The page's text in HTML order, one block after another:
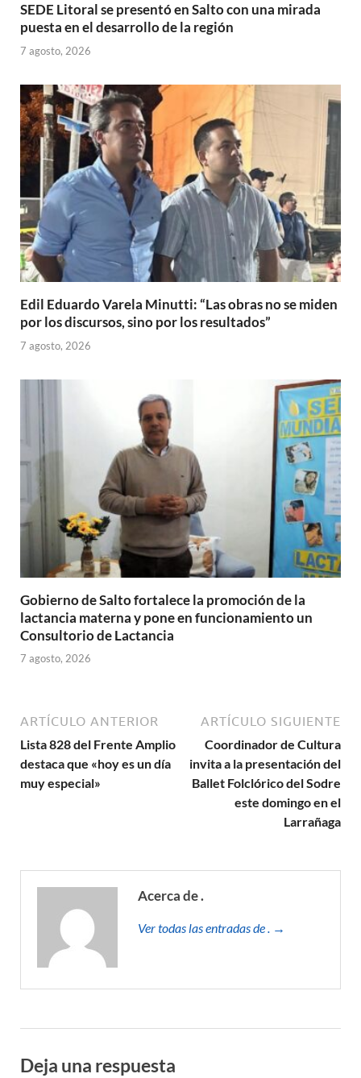
SEDE Litoral se presentó en Salto con una mirada
puesta en el desarrollo de la región
7 agosto, 2026
Edil Eduardo Varela Minutti: “Las obras no se miden
por los discursos, sino por los resultados”
7 agosto, 2026
Gobierno de Salto fortalece la promoción de la
lactancia materna y pone en funcionamiento un
Consultorio de Lactancia
7 agosto, 2026
ARTÍCULO ANTERIOR
Lista 828 del Frente Amplio
destaca que «hoy es un día
muy especial»
ARTÍCULO SIGUIENTE
Coordinador de Cultura
invita a la presentación del
Ballet Folclórico del Sodre
este domingo en el
Larrañaga
Acerca de .
Ver todas las entradas de . →
Deja una respuesta